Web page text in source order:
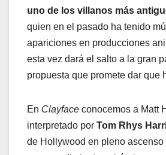
uno de los villanos más
quien en el pasado ha tenido
apariciones en producciones
esta vez dará el salto a la gran
propuesta que promete dar que
En Clayface conocemos a Matt
interpretado por Tom Rhys
de Hollywood en pleno ascenso